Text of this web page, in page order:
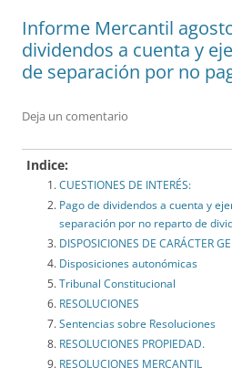
Informe Mercantil
dividendos a cuenta y
de separación por no
Deja un comentario
Indice:
CUESTIONES DE INTERÉS:
Pago de dividendos a cuenta y
separación por no reparto de
DISPOSICIONES DE CARÁCTER
Disposiciones autonómicas
Tribunal Constitucional
RESOLUCIONES
Sentencias sobre Resoluciones
RESOLUCIONES PROPIEDAD.
RESOLUCIONES MERCANTIL